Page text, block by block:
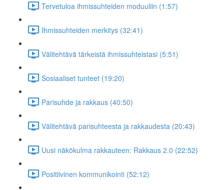
Tervetuloa ihmissuhteiden moduuliin (1:57)
Ihmissuhteiden merkitys (32:41)
Välitehtävä tärkeistä ihmissuhteistasi (5:51)
Sosiaaliset tunteet (19:20)
Parisuhde ja rakkaus (40:50)
Välitehtävä parisuhteesta ja rakkaudesta (20:43)
Uusi näkökulma rakkauteen: Rakkaus 2.0 (22:52)
Positiivinen kommunikointi (52:12)